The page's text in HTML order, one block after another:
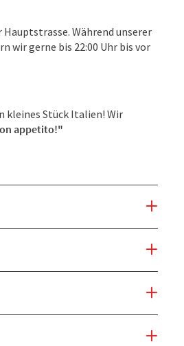
Während unserer
wir gerne bis 22:00 Uhr bis vor
kleines Stück Italien! Wir
appetito!"